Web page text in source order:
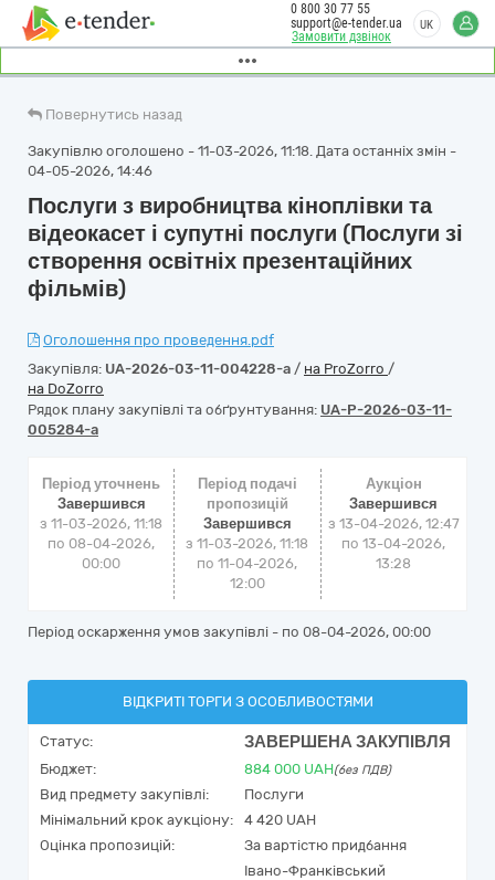
Замовити дзвінок
0 800 30 77 55
support@e-tender.ua
UK
Повернутись назад
Закупівлю оголошено - 11-03-2026, 11:18. Дата останніх змін -
04-05-2026, 14:46
Послуги з виробництва кіноплівки та
відеокасет і супутні послуги (Послуги зі
створення освітніх презентаційних
фільмів)
Оголошення про проведення.pdf
Закупівля: UA-2026-03-11-004228-a / на ProZorro /
на DoZorro
Рядок плану закупівлі та обґрунтування: UA-P-2026-03-11-
005284-a
Період уточнень
Завершився
з 11-03-2026, 11:18
по 08-04-2026,
00:00
Період подачі
пропозицій
Завершився
з 11-03-2026, 11:18
по 11-04-2026,
12:00
Аукціон
Завершився
з 13-04-2026, 12:47
по13-04-2026,
13:28
Період оскарження умов закупівлі - по 08-04-2026, 00:00
ВІДКРИТІ ТОРГИ З ОСОБЛИВОСТЯМИ
Статус: ЗАВЕРШЕНА ЗАКУПІВЛЯ
Бюджет: 884 000 UAH(без ПДВ)
Вид предмету закупівлі:
Послуги
Мінімальний крок аукціону:
4 420 UAH
Оцінка пропозицій:
За вартістю придбання
Івано-Франківський